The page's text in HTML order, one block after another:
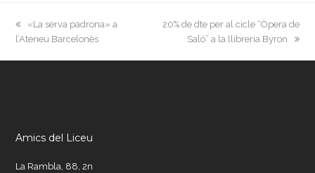
previous
post:
«La serva padrona» a
l’Ateneu Barcelonès
next
20% de dte per al cicle “Òpera de
Saló” a la llibreria Byron
Amics del Liceu
La Rambla, 88, 2n